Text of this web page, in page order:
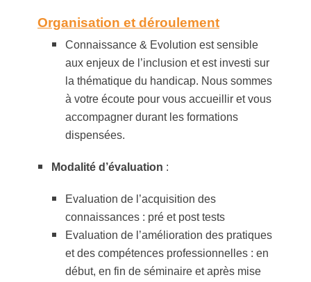
Organisation et déroulement
Connaissance & Evolution est sensible
aux enjeux de l’inclusion et est investi sur
la thématique du handicap. Nous sommes
à votre écoute pour vous accueillir et vous
accompagner durant les formations
dispensées.
Modalité d’évaluation :
Evaluation de l’acquisition des
connaissances : pré et post tests
Evaluation de l’amélioration des pratiques
et des compétences professionnelles : en
début, en fin de séminaire et après mise